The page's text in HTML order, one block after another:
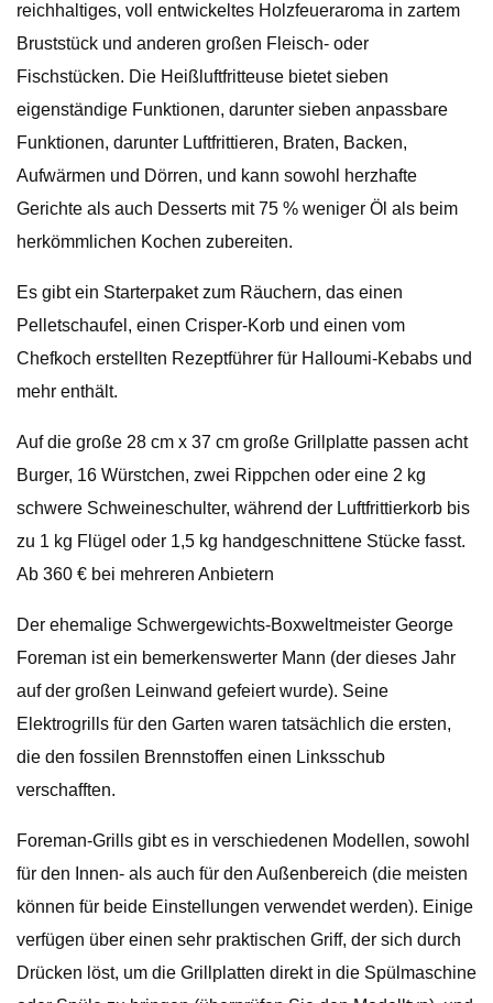
reichhaltiges, voll entwickeltes Holzfeueraroma in zartem
Bruststück und anderen großen Fleisch- oder
Fischstücken. Die Heißluftfritteuse bietet sieben
eigenständige Funktionen, darunter sieben anpassbare
Funktionen, darunter Luftfrittieren, Braten, Backen,
Aufwärmen und Dörren, und kann sowohl herzhafte
Gerichte als auch Desserts mit 75 % weniger Öl als beim
herkömmlichen Kochen zubereiten.
Es gibt ein Starterpaket zum Räuchern, das einen
Pelletschaufel, einen Crisper-Korb und einen vom
Chefkoch erstellten Rezeptführer für Halloumi-Kebabs und
mehr enthält.
Auf die große 28 cm x 37 cm große Grillplatte passen acht
Burger, 16 Würstchen, zwei Rippchen oder eine 2 kg
schwere Schweineschulter, während der Luftfrittierkorb bis
zu 1 kg Flügel oder 1,5 kg handgeschnittene Stücke fasst.
Ab 360 € bei mehreren Anbietern
Der ehemalige Schwergewichts-Boxweltmeister George
Foreman ist ein bemerkenswerter Mann (der dieses Jahr
auf der großen Leinwand gefeiert wurde). Seine
Elektrogrills für den Garten waren tatsächlich die ersten,
die den fossilen Brennstoffen einen Linksschub
verschafften.
Foreman-Grills gibt es in verschiedenen Modellen, sowohl
für den Innen- als auch für den Außenbereich (die meisten
können für beide Einstellungen verwendet werden). Einige
verfügen über einen sehr praktischen Griff, der sich durch
Drücken löst, um die Grillplatten direkt in die Spülmaschine